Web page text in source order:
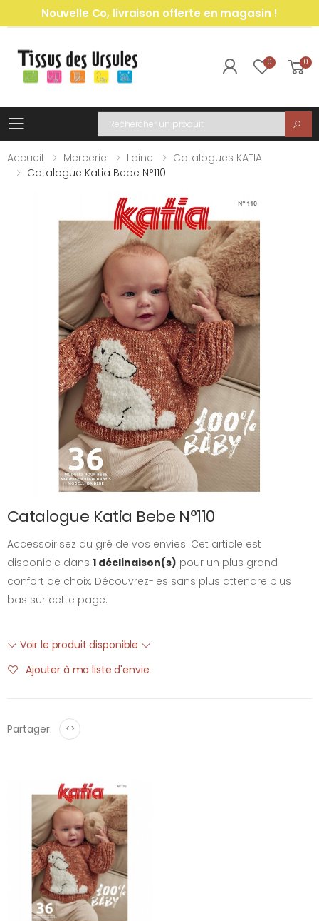
Nouvelle Co, livraison offerte en magasin !
0 0
Toggle mobile menu
Recherche
Accueil
Mercerie Laine
Catalogues KATIA
Catalogue Katia Bebe N°110
Catalogue Katia Bebe N°110
Accessoirisez au gré de vos envies. Cet article est
disponible dans 1 déclinaison(s) pour un plus grand
confort de choix. Découvrez-les sans plus attendre plus
bas sur cette page.
Voir le produit disponible
Ajouter à ma liste d'envie
Partager: <>